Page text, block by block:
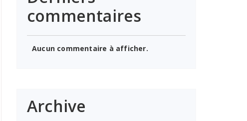
commentaires
Aucun commentaire à afficher.
Archive